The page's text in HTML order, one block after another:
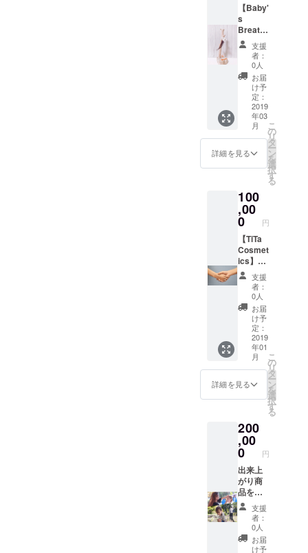
【Baby'
s
Breath
】企業
様！コ
ラボア
クセサ
リー開
発！！
様のイ
メージ
に合わ
せたア
クセサ
リーを
作らせ
て頂き
ます。
支援
者：
0人
お届
け予
定：
2019
年03
月
詳細を見る
こ
の
リ
タ
ー
ン
を
選
択
す
る
100
,00
0 円
【TiTa
Cosmet
ics】商
品を製
造して
いただ
くOEM
メー
カー様
支援
者：
0人
お届
け予
定：
2019
年01
月
詳細を見る
こ
の
リ
タ
ー
ン
を
選
択
す
る
200
,00
0 円
出来上
がり商
品を陳
列して
下さる
店舗様
用
支援
者：
0人
お届
け予